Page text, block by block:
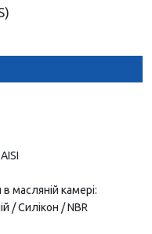
масляній камері:
/ Силікон / NBR